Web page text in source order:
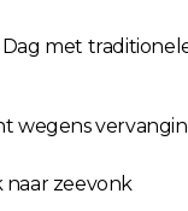
met
wegens
naar zeevonk